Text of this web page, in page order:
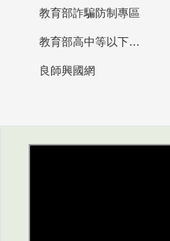
教育部詐騙防制專區
教育部高中等以下學校及幼兒園教師資格檢定考試
良師興國網